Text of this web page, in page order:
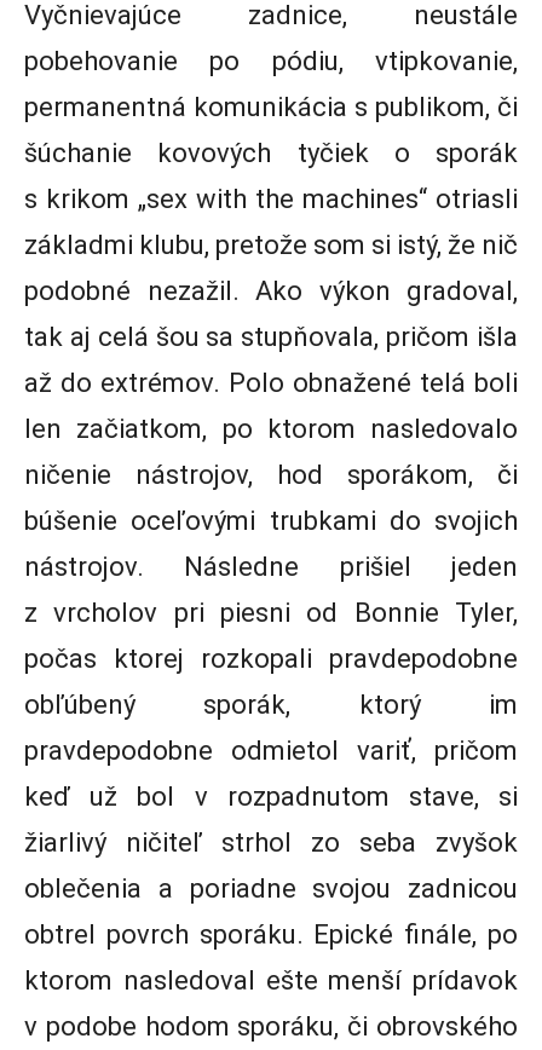
Vyčnievajúce zadnice, neustále
pobehovanie po pódiu, vtipkovanie,
permanentná komunikácia s publikom, či
šúchanie kovových tyčiek o sporák
s krikom „sex with the machines“ otriasli
základmi klubu, pretože som si istý, že nič
podobné nezažil. Ako výkon gradoval,
tak aj celá šou sa stupňovala, pričom išla
až do extrémov. Polo obnažené telá boli
len začiatkom, po ktorom nasledovalo
ničenie nástrojov, hod sporákom, či
búšenie oceľovými trubkami do svojich
nástrojov. Následne prišiel jeden
z vrcholov pri piesni od Bonnie Tyler,
počas ktorej rozkopali pravdepodobne
obľúbený sporák, ktorý im
pravdepodobne odmietol variť, pričom
keď už bol v rozpadnutom stave, si
žiarlivý ničiteľ strhol zo seba zvyšok
oblečenia a poriadne svojou zadnicou
obtrel povrch sporáku. Epické finále, po
ktorom nasledoval ešte menší prídavok
v podobe hodom sporáku, či obrovského